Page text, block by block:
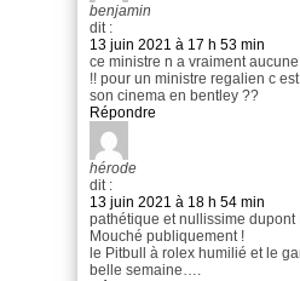
benjamin
dit :
13 juin 2021 à 17 h 53 min
ce ministre n a vraiment
!! pour un ministre regalien c
son cinema en bentley ??
Répondre
hérode
dit :
13 juin 2021 à 18 h 54 min
pathétique et nullissime dupont
Mouché publiquement !
le Pitbull à rolex humilié et le
belle semaine….